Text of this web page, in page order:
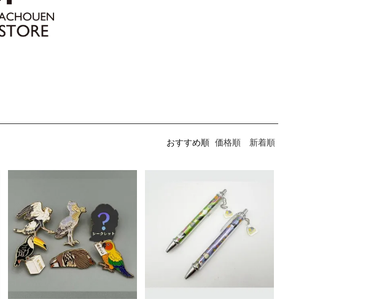
おすすめ順 価格順 新着順